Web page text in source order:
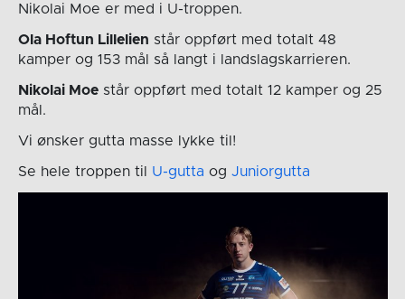
Nikolai Moe er med i U-troppen.
Ola Hoftun Lillelien står oppført med totalt 48
kamper og 153 mål så langt i landslagskarrieren.
Nikolai Moestår oppført med totalt 12 kamper og 25
mål.
Vi ønsker gutta masse lykke til!
Se hele troppen til U-gutta og Juniorgutta